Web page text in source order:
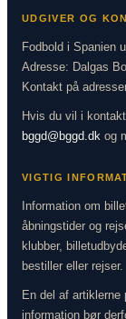
UDGIVER OG
Fodbold i Spanien
Adresse: Dalgas
Kontakt på
Hvis du vil i
bggd@bggd.dk og
VIGTIG
Information om
åbningstider og
klubber,
bestiller eller rejser.
En del af
information bør